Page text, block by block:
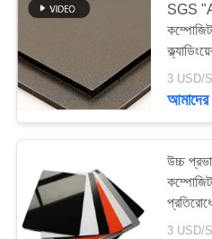
SGS
3 USD/
উচ্চ
3 USD/